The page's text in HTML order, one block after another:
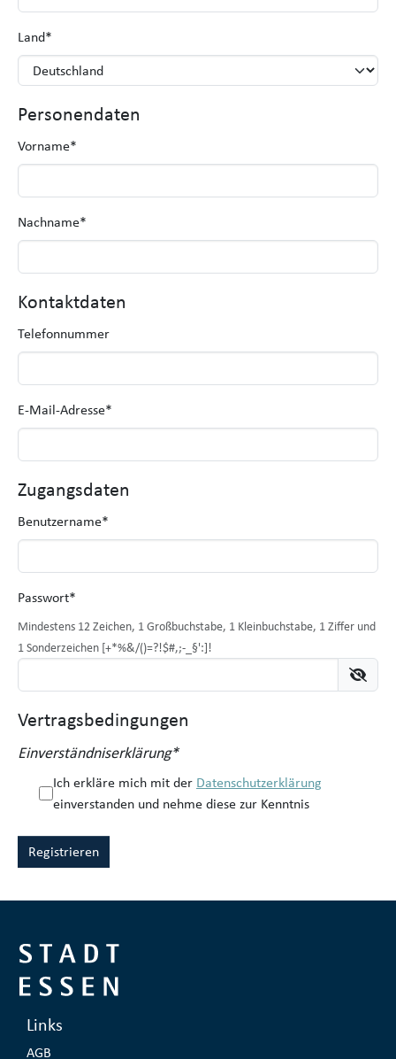
Land*
Personendaten
Vorname*
Nachname*
Kontaktdaten
Telefonnummer
E-Mail-Adresse*
Zugangsdaten
Benutzername*
Passwort*
Mindestens 12 Zeichen, 1 Großbuchstabe, 1 Kleinbuchstabe, 1 Ziffer und
1 Sonderzeichen [+*%&/()=?!$#,;-_§':]!
Vertragsbedingungen
Einverständniserklärung*
Ich erkläre mich mit der Datenschutzerklärung
einverstanden und nehme diese zur Kenntnis
Registrieren
Links
AGB